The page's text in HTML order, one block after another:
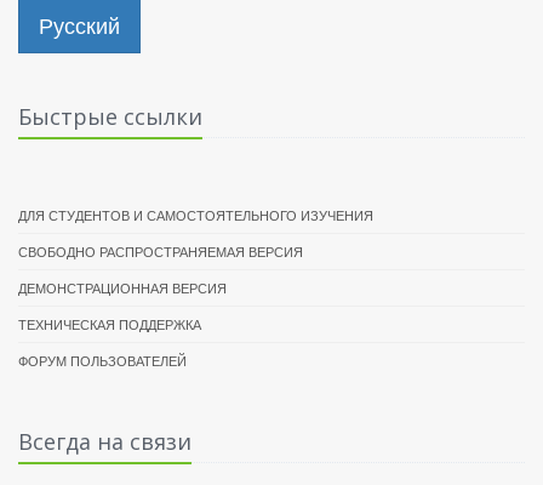
Русский
Быстрые ссылки
ДЛЯ СТУДЕНТОВ И САМОСТОЯТЕЛЬНОГО ИЗУЧЕНИЯ
СВОБОДНО РАСПРОСТРАНЯЕМАЯ ВЕРСИЯ
ДЕМОНСТРАЦИОННАЯ ВЕРСИЯ
ТЕХНИЧЕСКАЯ ПОДДЕРЖКА
ФОРУМ ПОЛЬЗОВАТЕЛЕЙ
Всегда на связи